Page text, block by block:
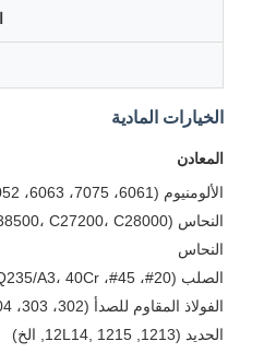
الخيارات المادية
المعادن
الألومنيوم (6061، 7075، 6063، 5052، 2A12، الخ)
النحاس (C36000، C37700، C38500، C27200، C28000، الخ)
النحاس
الصلب (20#، 45#، Q235/A3، 40Cr، الخ)
الفولاذ المقاوم للصدأ (302، 303، 304، 316، 310، 420، الخ)
الحديد (1213, 12L14, 1215, الخ)